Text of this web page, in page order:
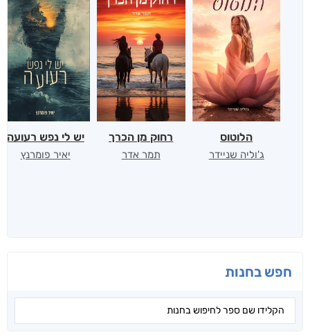
חפש בחנות
הלוטוס
ג'וליה שניידר
רחוק מן הכרך
תמר אדר
יש לי נפש רעועה
יאיר פומרנץ